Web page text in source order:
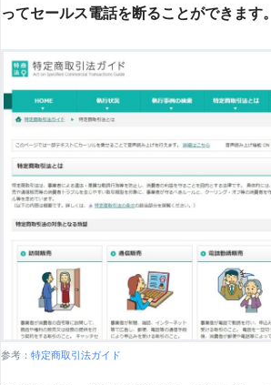
ってセールス電話を断ることができます。
参考： 特定商取引法ガイド